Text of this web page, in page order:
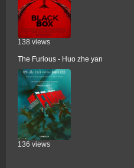
138 views
The Furious - Huo zhe yan
136 views